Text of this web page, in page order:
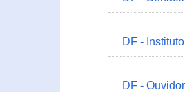
DF -
DF -